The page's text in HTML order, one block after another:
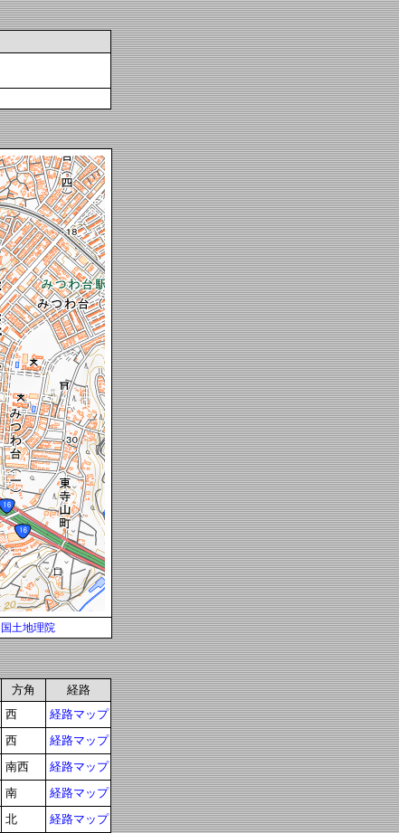
国土地理院
方角
経路
西
経路マップ
西
経路マップ
南西
経路マップ
南
経路マップ
北 経路マップ